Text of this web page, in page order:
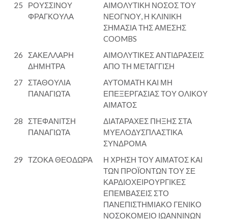
25
ΡΟΥΣΣΙΝΟΥ
ΦΡΑΓΚΟΥΛΑ
ΑΙΜΟΛΥΤΙΚΗ ΝΟΣΟΣ ΤΟΥ
ΝΕΟΓΝΟΥ, Η ΚΛΙΝΙΚΗ
ΣΗΜΑΣΙΑ ΤΗΣ ΑΜΕΣΗΣ
COOMBS
26
ΣΑΚΕΛΛΑΡΗ
ΔΗΜΗΤΡΑ
ΑΙΜΟΛΥΤΙΚΕΣ ΑΝΤΙΔΡΑΣΕΙΣ
ΑΠΟ ΤΗ ΜΕΤΑΓΓΙΣΗ
27
ΣΤΑΘΟΥΛΙΑ
ΠΑΝΑΓΙΩΤΑ
ΑΥΤΟΜΑΤΗ ΚΑΙ ΜΗ
ΕΠΕΞΕΡΓΑΣΙΑΣ ΤΟΥ ΟΛΙΚΟΥ
ΑΙΜΑΤΟΣ
28
ΣΤΕΦΑΝΙΤΣΗ
ΠΑΝΑΓΙΩΤΑ
ΔΙΑΤΑΡΑΧΕΣ ΠΗΞΗΣ ΣΤΑ
ΜΥΕΛΟΔΥΣΠΛΑΣΤΙΚΑ
ΣΥΝΔΡΟΜΑ
29
ΤΖΟΚΑ ΘΕΟΔΩΡΑ
Η ΧΡΗΣΗ ΤΟΥ ΑΙΜΑΤΟΣ ΚΑΙ
ΤΩΝ ΠΡΟΪΟΝΤΩΝ ΤΟΥ ΣΕ
ΚΑΡΔΙΟΧΕΙΡΟΥΡΓΙΚΕΣ
ΕΠΕΜΒΑΣΕΙΣ ΣΤΟ
ΠΑΝΕΠΙΣΤΗΜΙΑΚΟ ΓΕΝΙΚΟ
ΝΟΣΟΚΟΜΕΙΟ ΙΩΑΝΝΙΝΩΝ